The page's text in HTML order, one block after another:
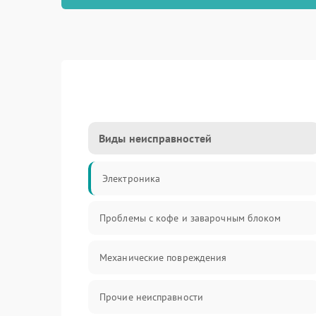
Виды неисправностей
Электроника
Проблемы с кофе и заварочным блоком
Механические повреждения
Прочие неисправности